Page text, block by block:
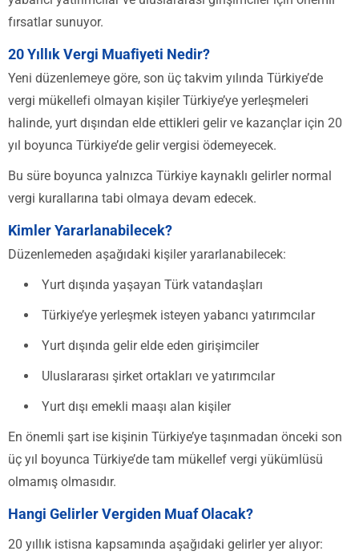
fırsatlar sunuyor.
20 Yıllık Vergi Muafiyeti Nedir?
Yeni düzenlemeye göre, son üç takvim yılında Türkiye’de
vergi mükellefi olmayan kişiler Türkiye’ye yerleşmeleri
halinde, yurt dışından elde ettikleri gelir ve kazançlar için 20
yıl boyunca Türkiye’de gelir vergisi ödemeyecek.
Bu süre boyunca yalnızca Türkiye kaynaklı gelirler normal
vergi kurallarına tabi olmaya devam edecek.
Kimler Yararlanabilecek?
Düzenlemeden aşağıdaki kişiler yararlanabilecek:
Yurt dışında yaşayan Türk vatandaşları
Türkiye’ye yerleşmek isteyen yabancı yatırımcılar
Yurt dışında gelir elde eden girişimciler
Uluslararası şirket ortakları ve yatırımcılar
Yurt dışı emekli maaşı alan kişiler
En önemli şart ise kişinin Türkiye’ye taşınmadan önceki son
üç yıl boyunca Türkiye’de tam mükellef vergi yükümlüsü
olmamış olmasıdır.
Hangi Gelirler Vergiden Muaf Olacak?
20 yıllık istisna kapsamında aşağıdaki gelirler yer alıyor: